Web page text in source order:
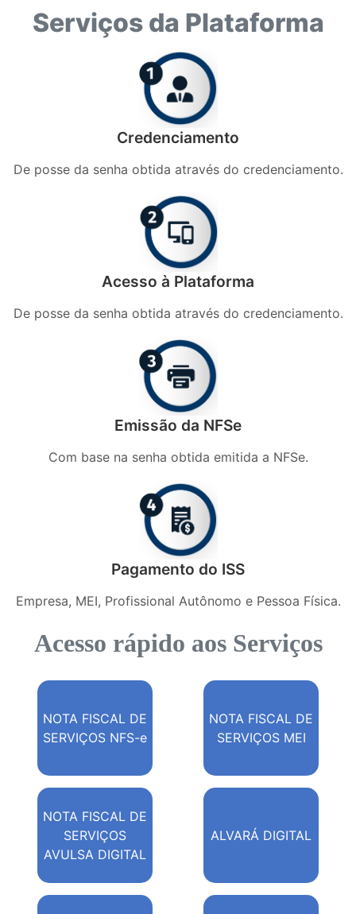
Serviços da Plataforma
Credenciamento
De posse da senha obtida através do credenciamento.
Acesso à Plataforma
De posse da senha obtida através do credenciamento.
Emissão da NFSe
Com base na senha obtida emitida a NFSe.
Pagamento do ISS
Empresa, MEI, Profissional Autônomo e Pessoa Física.
Acesso rápido aos Serviços
NOTA FISCAL DE
SERVIÇOS NFS-e
NOTA FISCAL DE
SERVIÇOS MEI
NOTA FISCAL DE
SERVIÇOS
AVULSA DIGITAL
ALVARÁ DIGITAL